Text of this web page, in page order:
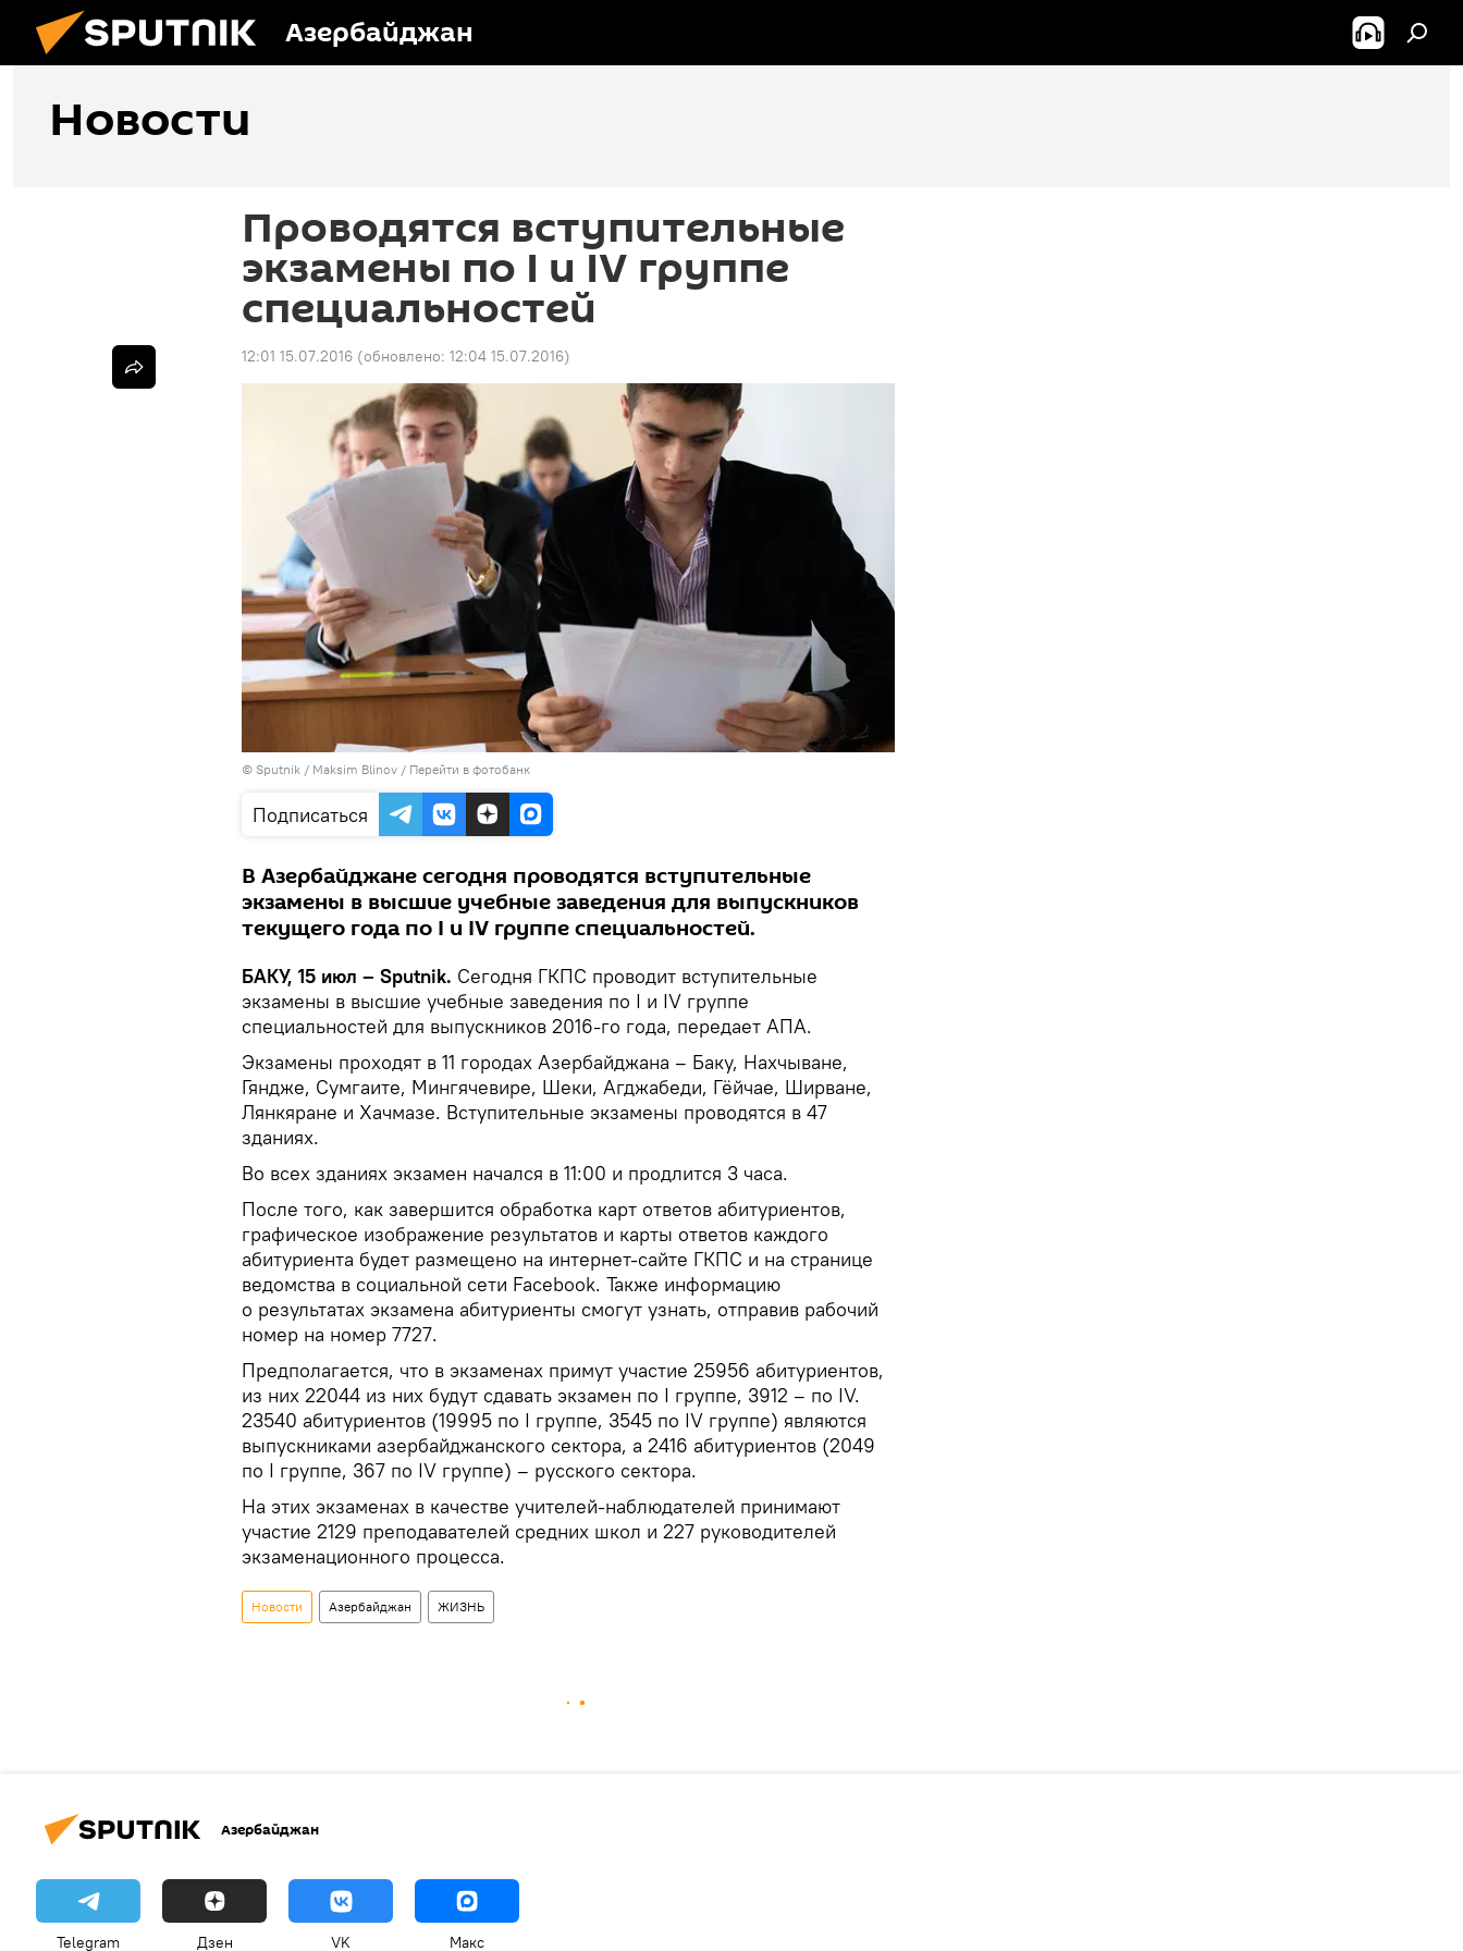
Азербайджан
Новости
Проводятся вступительные
экзамены по I и IV группе
специальностей
12:01 15.07.2016 (обновлено: 12:04 15.07.2016)
© Sputnik / Maksim Blinov / Перейти в фотобанк
Подписаться
В Азербайджане сегодня проводятся вступительные
экзамены в высшие учебные заведения для выпускников
текущего года по I и IV группе специальностей.
БАКУ, 15 июл – Sputnik. Сегодня ГКПС проводит вступительные
экзамены в высшие учебные заведения по I и IV группе
специальностей для выпускников 2016-го года, передает АПА.
Экзамены проходят в 11 городах Азербайджана – Баку, Нахчыване,
Гяндже, Сумгаите, Мингячевире, Шеки, Агджабеди, Гёйчае, Ширване,
Лянкяране и Хачмазе. Вступительные экзамены проводятся в 47
зданиях.
Во всех зданиях экзамен начался в 11:00 и продлится 3 часа.
После того, как завершится обработка карт ответов абитуриентов,
графическое изображение результатов и карты ответов каждого
абитуриента будет размещено на интернет-сайте ГКПС и на странице
ведомства в социальной сети Facebook. Также информацию
о результатах экзамена абитуриенты смогут узнать, отправив рабочий
номер на номер 7727.
Предполагается, что в экзаменах примут участие 25956 абитуриентов,
из них 22044 из них будут сдавать экзамен по I группе, 3912 – по IV.
23540 абитуриентов (19995 по I группе, 3545 по IV группе) являются
выпускниками азербайджанского сектора, а 2416 абитуриентов (2049
по I группе, 367 по IV группе) – русского сектора.
На этих экзаменах в качестве учителей-наблюдателей принимают
участие 2129 преподавателей средних школ и 227 руководителей
экзаменационного процесса.
Новости Азербайджан ЖИЗНЬ
Азербайджан
Telegram Дзен VK Макс